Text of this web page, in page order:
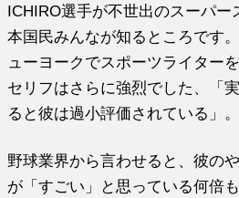
ICHIRO選手が不世出のスーパー
本国民みんなが知るところです
ューヨークでスポーツライター
セリフはさらに強烈でした、「
ると彼は過小評価されている」。
野球業界から言わせると、彼の
が「すごい」と思っている何倍